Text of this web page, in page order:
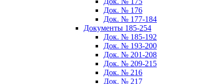
Док. № 176
Док. № 177-184
Документы 185-254
Док. № 185-192
Док. № 193-200
Док. № 201-208
Док. № 209-215
Док. № 216
Док. № 217